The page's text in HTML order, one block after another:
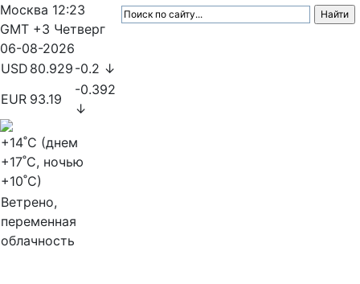
Москва 12:23
GMT +3 Четверг
06-08-2026
USD 80.929 -0.2 ↓
EUR 93.19
-0.392
↓
+14˚C (днем
+17˚C, ночью
+10˚C)
Ветрено,
переменная
облачность